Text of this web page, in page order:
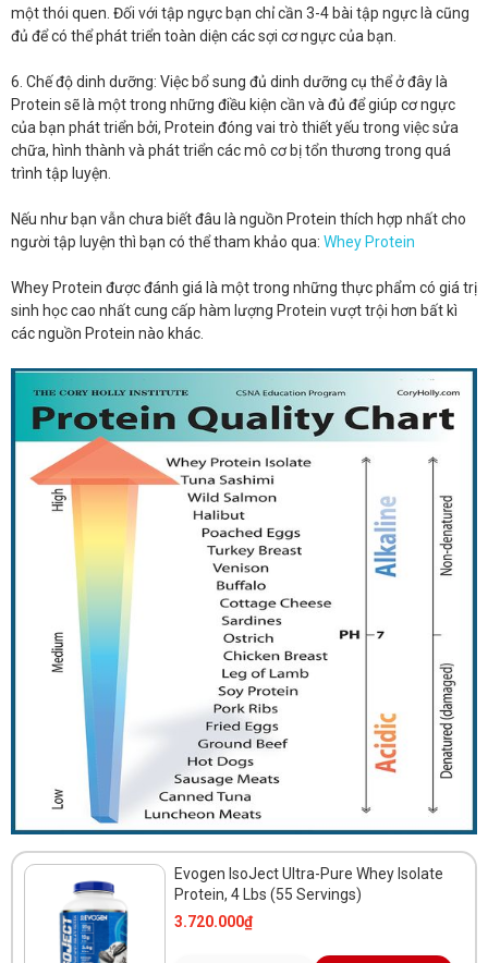
một thói quen. Đối với tập ngực bạn chỉ cần 3-4 bài tập ngực là cũng
đủ để có thể phát triển toàn diện các sợi cơ ngực của bạn.
6. Chế độ dinh dưỡng: Việc bổ sung đủ dinh dưỡng cụ thể ở đây là
Protein sẽ là một trong những điều kiện cần và đủ để giúp cơ ngực
của bạn phát triển bởi, Protein đóng vai trò thiết yếu trong việc sửa
chữa, hình thành và phát triển các mô cơ bị tổn thương trong quá
trình tập luyện.
Nếu như bạn vẫn chưa biết đâu là nguồn Protein thích hợp nhất cho
người tập luyện thì bạn có thể tham khảo qua: Whey Protein
Whey Protein được đánh giá là một trong những thực phẩm có giá trị
sinh học cao nhất cung cấp hàm lượng Protein vượt trội hơn bất kì
các nguồn Protein nào khác.
Evogen IsoJect Ultra-Pure Whey Isolate
Protein, 4 Lbs (55 Servings)
3.720.000₫